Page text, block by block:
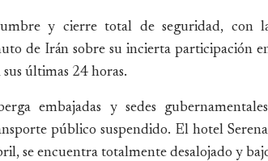
y cierre total de seguridad, con
de Irán sobre su incierta participación
últimas 24 horas.
embajadas y sedes
público suspendido. El hotel
se encuentra totalmente desalojado y